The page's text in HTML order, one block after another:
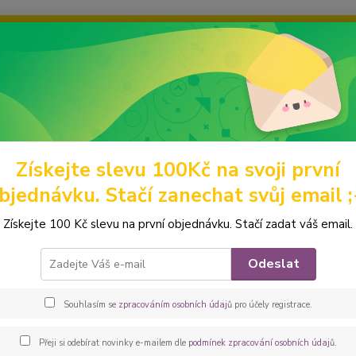
grafiku? Mám jich mnohem víc – napište mi a společně
Hledat
Kabelky a batohy Ledvinky Peštovka ledvinka - POSETO *modro-
ledvinka - POSETO
jako
popis
Získejte slevu 100Kč na svoji první
Stačí zanechat svůj email
Získejte 100 Kč slevu na první objednávku. Stačí zadat váš email.
Odeslat
Souhlasím se zpracováním osobních údajůpro účely registrace.
Přeji si odebírat novinky e-mailem dle podmínek zpracování osobních údajů.